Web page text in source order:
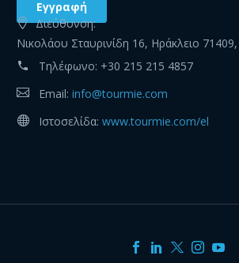
Διεύθυνση:
Νικολάου Σταυρινίδη 16, Ηράκλειο
Τηλέφωνο: +30 215 215 4857
Email: info@tourmie.com
Ιστοσελίδα: www.tourmie.com/el